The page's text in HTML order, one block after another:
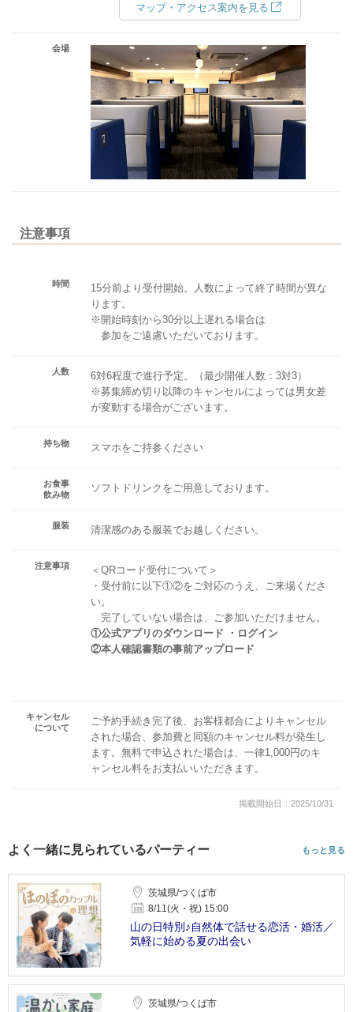
マップ・アクセス案内を見る
会場
注意事項
時間
15分前より受付開始。人数によって終了時間が異な
ります。
※開始時刻から30分以上遅れる場合は
参加をご遠慮いただいております。
人数
6対6程度で進行予定。（最少開催人数：3対3）
※募集締め切り以降のキャンセルによっては男女差
が変動する場合がございます。
持ち物 スマホをご持参ください
お食事
飲み物
ソフトドリンクをご用意しております。
服装 清潔感のある服装でお越しください。
注意事項
＜QRコード受付について＞
・受付前に以下①②をご対応のうえ、ご来場くださ
い。
完了していない場合は、ご参加いただけません。
①公式アプリのダウンロード ・ログイン
②本人確認書類の事前アップロード
キャンセル
について
ご予約手続き完了後、お客様都合によりキャンセル
された場合、参加費と同額のキャンセル料が発生し
ます。無料で申込された場合は、一律1,000円のキ
ャンセル料をお支払いいただきます。
掲載開始日：2025/10/31
よく一緒に見られているパーティー もっと見る
茨城県/つくば市
8/11(火・祝) 15:00
山の日特別♪自然体で話せる恋活・婚活／
気軽に始める夏の出会い
茨城県/つくば市